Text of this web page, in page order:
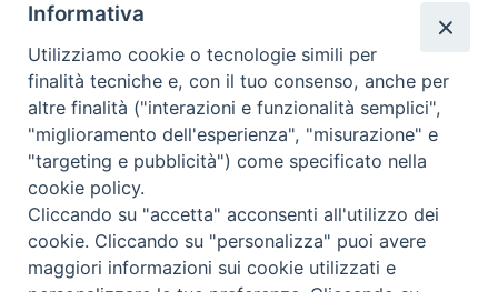
Orari
da lunedi al venerdi dalle ore 9.30 alle 12.30
Contatti
Tel. 090.6684111 - Fax. 090.6684206
arcivescovo.messina@tin.it
Informativa
Utilizziamo cookie o tecnologie simili per
finalità tecniche e, con il tuo consenso, anche per
altre finalità ("interazioni e funzionalità semplici",
"miglioramento dell'esperienza", "misurazione" e
"targeting e pubblicità") come specificato nella
cookie policy.
Cliccando su "accetta" acconsenti all'utilizzo dei
cookie. Cliccando su "personalizza" puoi avere
maggiori informazioni sui cookie utilizzati e